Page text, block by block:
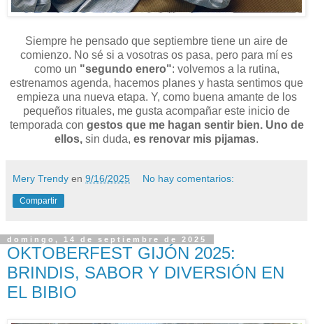
Siempre he pensado que septiembre tiene un aire de
comienzo. No sé si a vosotras os pasa, pero para mí es
como un "segundo enero": volvemos a la rutina,
estrenamos agenda, hacemos planes y hasta sentimos que
empieza una nueva etapa. Y, como buena amante de los
pequeños rituales, me gusta acompañar este inicio de
temporada con gestos que me hagan sentir bien. Uno de
ellos, sin duda, es renovar mis pijamas.
Mery Trendy en 9/16/2025 No hay comentarios:
Compartir
domingo, 14 de septiembre de 2025
OKTOBERFEST GIJÓN 2025:
BRINDIS, SABOR Y DIVERSIÓN EN
EL BIBIO